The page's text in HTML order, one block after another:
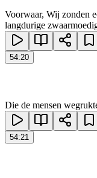
Voorwaar, Wij zonden
langdurige
54:20
Die de mensen
54:21